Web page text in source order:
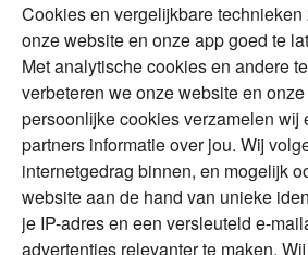
Duurzaam
Vermogensplanning
Tweede huis in
buitenland
DGA
Erfenis
Over
The
Cookies en vergelijkbare
onze website en onze app goed te
Met analytische cookies en andere
verbeteren we onze website en
persoonlijke cookies verzamelen wij
partners informatie over jou. Wij
internetgedrag binnen, en mogelijk
website aan de hand van unieke
je IP-adres en een versleuteld e-
advertenties relevanter te maken.